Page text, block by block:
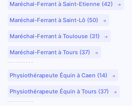
Maréchal-Ferrant à Saint-Etienne (42)
Maréchal-Ferrant à Saint-Lô (50)
Maréchal-Ferrant à Toulouse (31)
Maréchal-Ferrant à Tours (37)
Physiothérapeute Équin à Caen (14)
Physiothérapeute Équin à Tours (37)